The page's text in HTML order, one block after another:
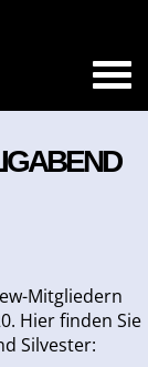
Mitgliedern
Hier finden Sie
Silvester: